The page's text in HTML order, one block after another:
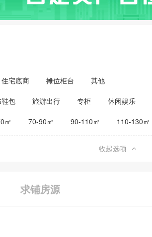
住宅底商 摊位柜台 其他
包 旅游出行 专柜 休闲娱乐
㎡ 70-90㎡ 90-110㎡ 110-130㎡
收起选项
求铺房源